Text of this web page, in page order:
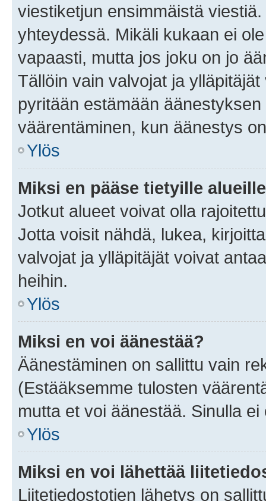
viestiketjun ensimmäistä
yhteydessä. Mikäli kukaan ei
vapaasti, mutta jos joku on jo
Tällöin vain valvojat ja
pyritään estämään
väärentäminen, kun äänestys
Ylös
Miksi en pääse tietyille
Jotkut alueet voivat olla
Jotta voisit nähdä, lukea,
valvojat ja ylläpitäjät voivat
heihin.
Ylös
Miksi en voi äänestää?
Äänestäminen on sallittu vain
(Estääksemme tulosten
mutta et voi äänestää. Sinulla
Ylös
Miksi en voi lähettää
Liitetiedostotjen lähetys on